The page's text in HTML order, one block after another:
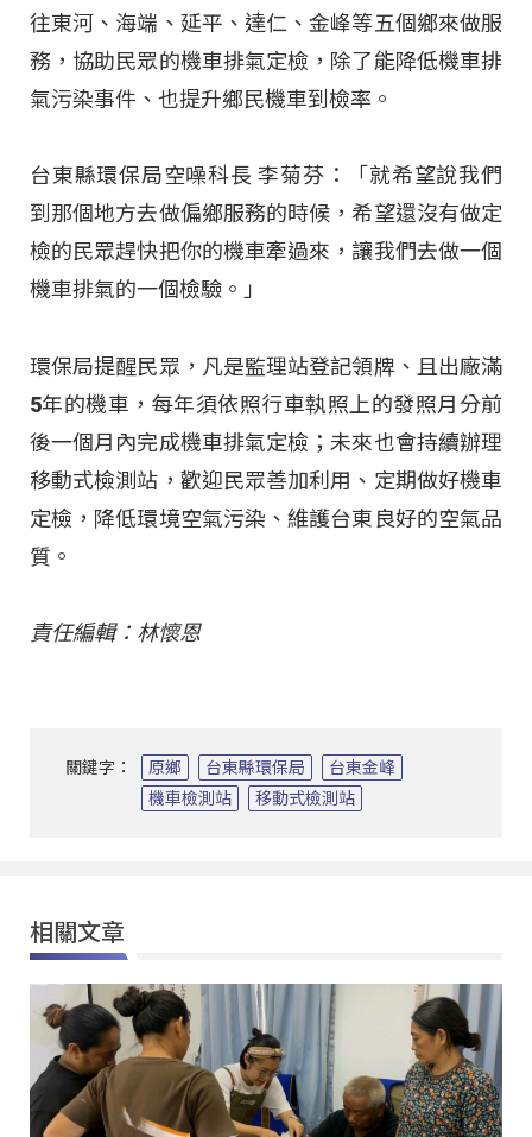
往東河、海端、延平、達仁、金峰等五個鄉來做服
務，協助民眾的機車排氣定檢，除了能降低機車排
氣污染事件、也提升鄉民機車到檢率。
台東縣環保局空噪科長 李菊芬：「就希望說我們
到那個地方去做偏鄉服務的時候，希望還沒有做定
檢的民眾趕快把你的機車牽過來，讓我們去做一個
機車排氣的一個檢驗。」
環保局提醒民眾，凡是監理站登記領牌、且出廠滿
5年的機車，每年須依照行車執照上的發照月分前
後一個月內完成機車排氣定檢；未來也會持續辦理
移動式檢測站，歡迎民眾善加利用、定期做好機車
定檢，降低環境空氣污染、維護台東良好的空氣品
質。
責任編輯：林懷恩
關鍵字： 原鄉 台東縣環保局
台東金峰
機車檢測站
移動式檢測站
相關文章